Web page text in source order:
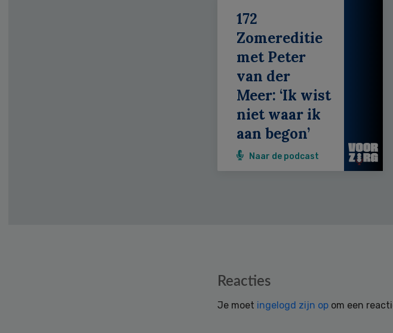
172
Zomereditie
met Peter
van der
Meer: ‘Ik wist
niet waar ik
aan begon’
Naar de podcast
Reacties
Je moet ingelogd zijn op om een